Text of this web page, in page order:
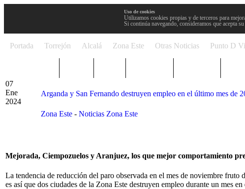
Uso de cookies
Utilizamos cookies propias y de terceros para
Si continúa navegando, consideramos que acepta
Portada Torrejón Alcalá Zona Este Otras Noticias Punto D
07
Ene
2024
Arganda y San Fernando destruyen empleo en el último mes de
Zona Este - Noticias Zona Este
Mejorada, Ciempozuelos y Aranjuez, los que mejor comportamiento
La tendencia de reducción del paro observada en el mes de noviembre fruto
es así que dos ciudades de la Zona Este destruyen empleo durante un mes